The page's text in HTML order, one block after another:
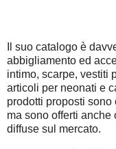
Il suo catalogo è
abbigliamento ed
intimo, scarpe, vestiti
articoli per neonati e
prodotti proposti
ma sono offerti
diffuse sul mercato.